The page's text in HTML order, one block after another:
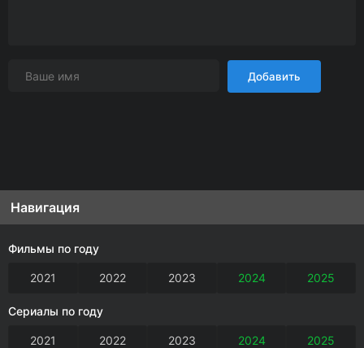
Добавить
Навигация
Фильмы по году
2021 2022 2023 2024 2025
Сериалы по году
2021 2022 2023 2024 2025